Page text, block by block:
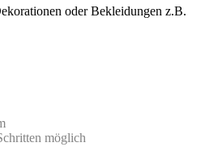
oder Bekleidungen z.B.
möglich